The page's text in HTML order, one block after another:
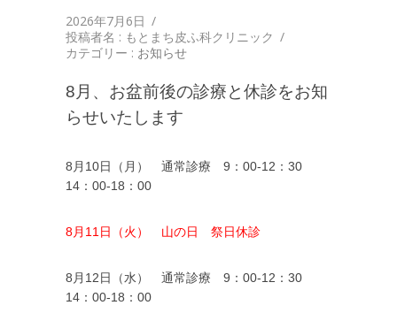
2026年7月6日 /
投稿者名 : もとまち皮ふ科クリニック /
カテゴリー : お知らせ
8月、お盆前後の診療と休診をお知
らせいたします
8月10日（月） 通常診療 9：00-12：30
14：00-18：00
8月11日（火） 山の日 祭日休診
8月12日（水） 通常診療 9：00-12：30
14：00-18：00